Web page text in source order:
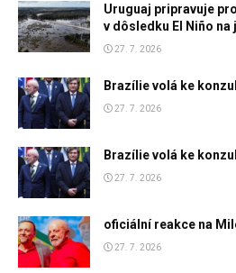
Uruguaj pripravuje
v dôsledku El Niño na
27. 7. 2026
Brazílie volá ke
27. 7. 2026
Brazílie volá ke
27. 7. 2026
oficiální reakce na
27. 7. 2026